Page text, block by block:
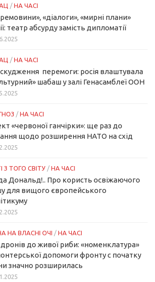
/ НА ЧАСІ
«діалоги», «мирні плани»
театр абсурду замість дипломатії
/ НА ЧАСІ
перемоги: росія влаштувала
шабаш у залі Генасамблеї ООН
/ НА ЧАСІ
«червоної ганчірки»: ще раз до
щодо розширення НАТО на схід
З ТОГО СВІТУ / НА ЧАСІ
Дональд!.. Про користь освіжаючого
для вищого європейського
НА ВЛАСНІ ОЧІ / НА ЧАСІ
дронів до живої риби: «номенклатура»
допомоги фронту с початку
значно розширилась